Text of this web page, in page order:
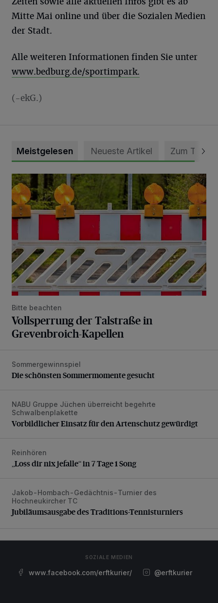
Mitte Mai online und über die Sozialen Medien
der Stadt.
Alle weiteren Informationen finden Sie unter
www.bedburg.de/sportimpark.
(-ekG.)
Meistgelesen Neueste Artikel Zum Thema
Vollsperrung der Talstraße in Grevenbroich-Kapellen
Bitte beachten
Vollsperrung der Talstraße in
Grevenbroich-Kapellen
Die schönsten Sommermomente gesucht
Sommergewinnspiel
Die schönsten Sommermomente gesucht
Vorbildlicher Einsatz für den Artenschutz gewürdigt
NABU Gruppe Jüchen überreicht begehrte
Schwalbenplakette
Vorbildlicher Einsatz für den Artenschutz gewürdigt
„Loss dir nix jefalle“ in 7 Tage 1 Song
Reinhören
„Loss dir nix jefalle“ in 7 Tage 1 Song
Jubiläumsausgabe des Traditions-Tennisturniers
Jakob-Hombach-Gedächtnis-Turnier des
Hochneukircher TC
Jubiläumsausgabe des Traditions-Tennisturniers
SOZIALE MEDIEN
www.facebook.com/erftkurier/ @erftkurier